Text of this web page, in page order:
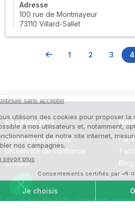
Adresse
100 rue de Montmayeur
73110 Villard-Sallet
1 2 3 4
En savoir plus
Comment ça marche ?
Un service de confiance
Contact
Blog
© Cap Retraite 2016 - Tous droits